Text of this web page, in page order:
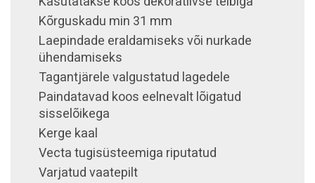
Kõrguskadu min 31 mm
Laepindade eraldamiseks või nurkade
ühendamiseks
Tagantjärele valgustatud lagedele
Paindatavad koos eelnevalt lõigatud
sisselõikega
Kerge kaal
Vecta tugisüsteemiga riputatud
Varjatud vaatepilt